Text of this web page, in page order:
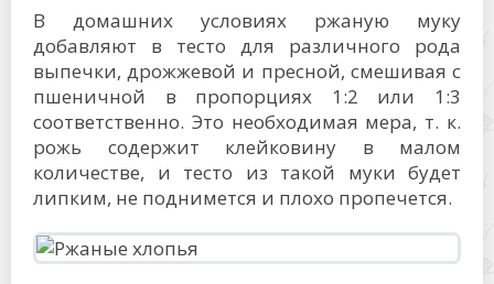
В домашних условиях ржаную муку
добавляют в тесто для различного рода
выпечки, дрожжевой и пресной, смешивая с
пшеничной в пропорциях 1:2 или 1:3
соответственно. Это необходимая мера, т. к.
рожь содержит клейковину в малом
количестве, и тесто из такой муки будет
липким, не поднимется и плохо пропечется.